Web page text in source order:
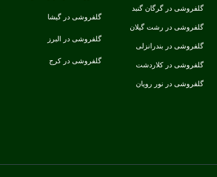
گلفروشی در گرگان گنبد
گلفروشی در رشت گیلان
گلفروشی در بندرانزلی
گلفروشی در کلاردشت
گلفروشی در نور رویان
گلفروشی در گیشا
گلفروشی در البرز
گلفروشی در کرج